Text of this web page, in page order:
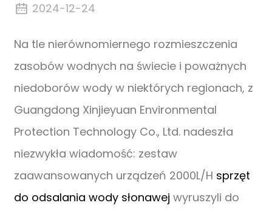
2024-12-24
Na tle nierównomiernego rozmieszczenia
zasobów wodnych na świecie i poważnych
niedoborów wody w niektórych regionach, z
Guangdong Xinjieyuan Environmental
Protection Technology Co., Ltd. nadeszła
niezwykła wiadomość: zestaw
zaawansowanych urządzeń 2000L/H sprzęt
do odsalania wody słonawej wyruszyli do